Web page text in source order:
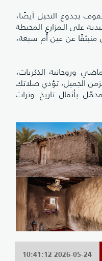
بجذوع النخيل أيضًا،
على الـمزارع المحيطة
منبثقًا عن عين أم سبعة،
وروحانية الذكريات،
الجميل، تؤدي صلاتك
بأثقال تاريخ وتراث
2026-05-24 10:41:12